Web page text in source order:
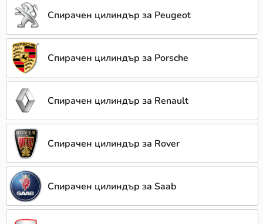
Спирачен цилиндър за Peugeot
Спирачен цилиндър за Porsche
Спирачен цилиндър за Renault
Спирачен цилиндър за Rover
Спирачен цилиндър за Saab